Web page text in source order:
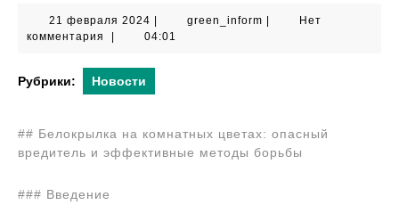
21 февраля 2024 21
февраля
green_informgreen_inform
Нет
комментария
04:01
Рубрики: Новости
## Белокрылка на комнатных цветах: опасный
вредитель и эффективные методы борьбы
### Введение